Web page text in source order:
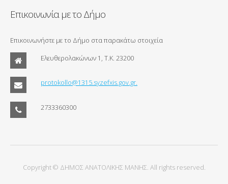
Επικοινωνία με το Δήμο
Επικοινωνήστε με το Δήμο στα παρακάτω στοιχεία
Ελευθερολακώνων 1, Τ.Κ. 23200
protokollo@1315.syzefxis.gov.gr.
2733360300
Copyright © ΔΗΜΟΣ ΑΝΑΤΟΛΙΚΗΣ ΜΑΝΗΣ. All rights reserved.